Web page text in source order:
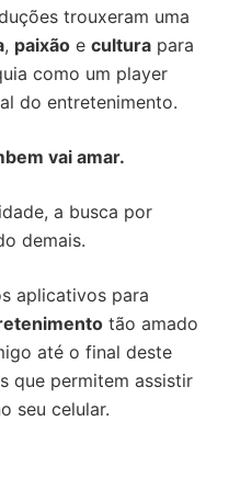
trouxeram uma
, paixão e cultura para
como um player
do entretenimento.
vai amar.
a busca por
demais.
aplicativos para
tão amado
até o final deste
que permitem assistir
seu celular.